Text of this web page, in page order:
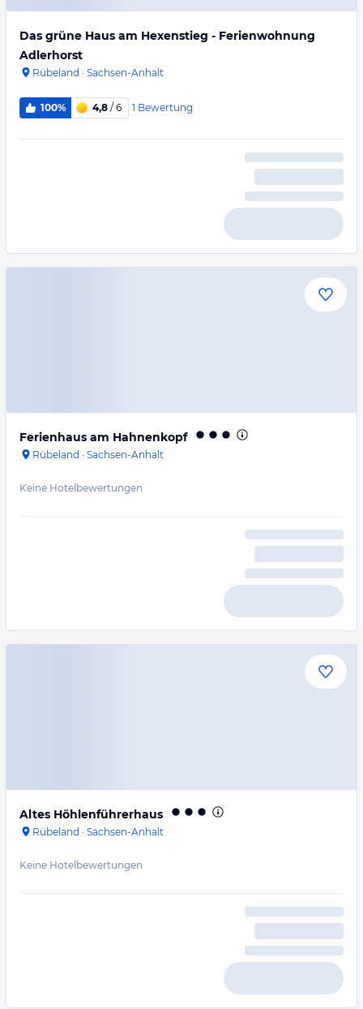
Das grüne Haus am Hexenstieg - Ferienwohnung
Adlerhorst
Rübeland · Sachsen-Anhalt
100% 4,8 / 6 1 Bewertung
Ferienhaus am Hahnenkopf
Rübeland · Sachsen-Anhalt
Keine Hotelbewertungen
Altes Höhlenführerhaus
Rübeland · Sachsen-Anhalt
Keine Hotelbewertungen